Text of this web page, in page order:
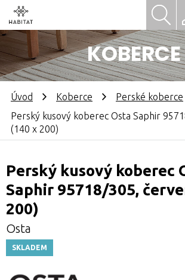
KOBERCE
Úvod Koberce
Perské koberce
Perský kusový koberec Osta Saphir
(140 x 200)
Perský kusový koberec
Saphir 95718/305,
200)
Osta
SKLADEM